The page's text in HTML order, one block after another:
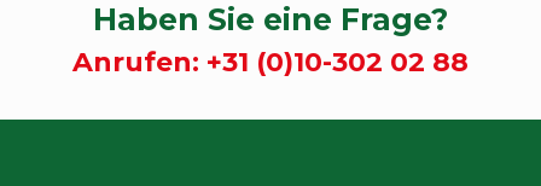
Haben Sie eine Frage?
Anrufen: +31 (0)10-302 02 88